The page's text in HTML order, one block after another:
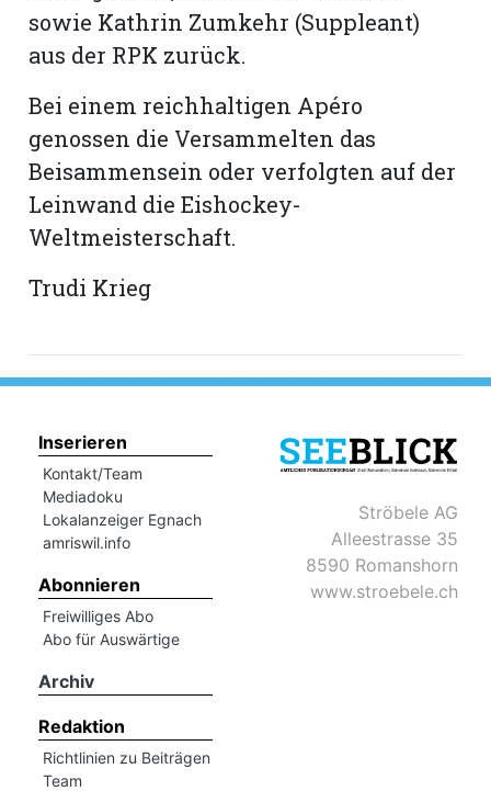
sowie Kathrin Zumkehr (Suppleant)
aus der RPK zurück.
Bei einem reichhaltigen Apéro
genossen die Versammelten das
Beisammensein oder verfolgten auf der
Leinwand die Eishockey-
Weltmeisterschaft.
Trudi Krieg
Inserieren
Kontakt/Team
Mediadoku
Lokalanzeiger Egnach
amriswil.info
Abonnieren
Freiwilliges Abo
Abo für Auswärtige
Archiv
Redaktion
Richtlinien zu Beiträgen
Team
Ströbele AG
Alleestrasse 35
8590 Romanshorn
www.stroebele.ch